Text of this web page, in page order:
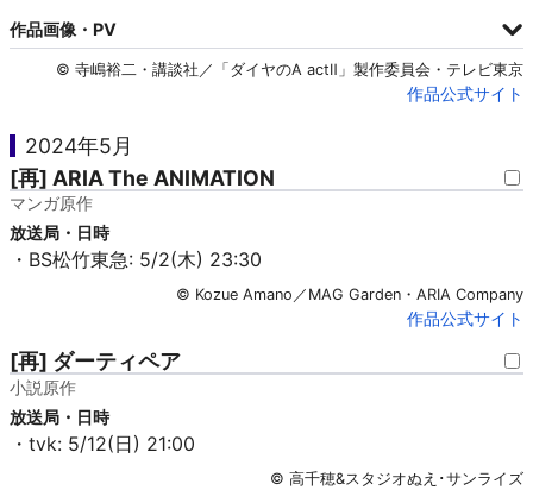
作品画像・PV
© 寺嶋裕二・講談社／「ダイヤのA actⅡ」製作委員会・テレビ東京
作品公式サイト
2024年5月
[再] ARIA The ANIMATION
マンガ原作
放送局・日時
・BS松竹東急: 5/2(木) 23:30
© Kozue Amano／MAG Garden・ARIA Company
作品公式サイト
[再] ダーティペア
小説原作
放送局・日時
・tvk: 5/12(日) 21:00
© 高千穂&スタジオぬえ･サンライズ